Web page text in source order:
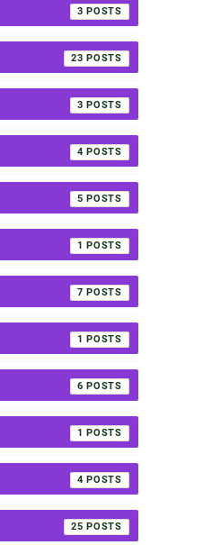
3
23
3
4
5
1
7
1
6
1
4
25